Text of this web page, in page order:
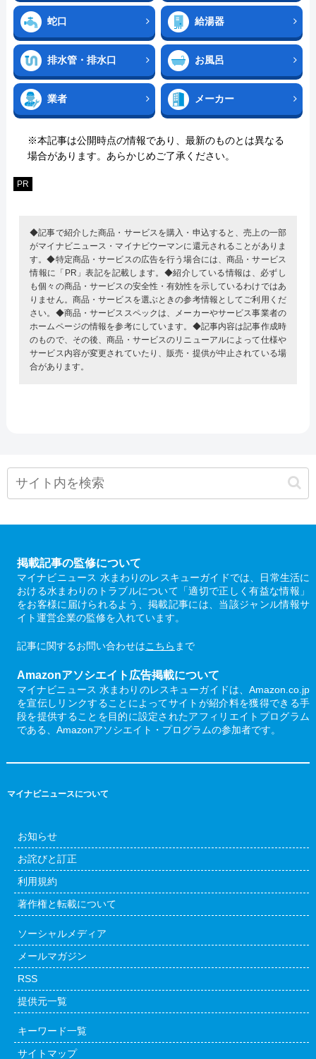
蛇口 給湯器
排水管・排水口 お風呂
業者 メーカー
※本記事は公開時点の情報であり、最新のものとは異なる
場合があります。あらかじめご了承ください。
PR
◆記事で紹介した商品・サービスを購入・申込すると、売上の一部
がマイナビニュース・マイナビウーマンに還元されることがありま
す。◆特定商品・サービスの広告を行う場合には、商品・サービス
情報に「PR」表記を記載します。◆紹介している情報は、必ずし
も個々の商品・サービスの安全性・有効性を示しているわけではあ
りません。商品・サービスを選ぶときの参考情報としてご利用くだ
さい。◆商品・サービススペックは、メーカーやサービス事業者の
ホームページの情報を参考にしています。◆記事内容は記事作成時
のもので、その後、商品・サービスのリニューアルによって仕様や
サービス内容が変更されていたり、販売・提供が中止されている場
合があります。
掲載記事の監修について
マイナビニュース 水まわりのレスキューガイドでは、日常生活に
おける水まわりのトラブルについて「適切で正しく有益な情報」
をお客様に届けられるよう、掲載記事には、当該ジャンル情報サ
イト運営企業の監修を入れています。
記事に関するお問い合わせはこちら まで
Amazonアソシエイト広告掲載について
マイナビニュース 水まわりのレスキューガイドは、Amazon.co.jp
を宣伝しリンクすることによってサイトが紹介料を獲得できる手
段を提供することを目的に設定されたアフィリエイトプログラム
である、Amazonアソシエイト・プログラムの参加者です。
マイナビニュースについて
お知らせ
お詫びと訂正
利用規約
著作権と転載について
ソーシャルメディア
メールマガジン
RSS
提供元一覧
キーワード一覧
サイトマップ